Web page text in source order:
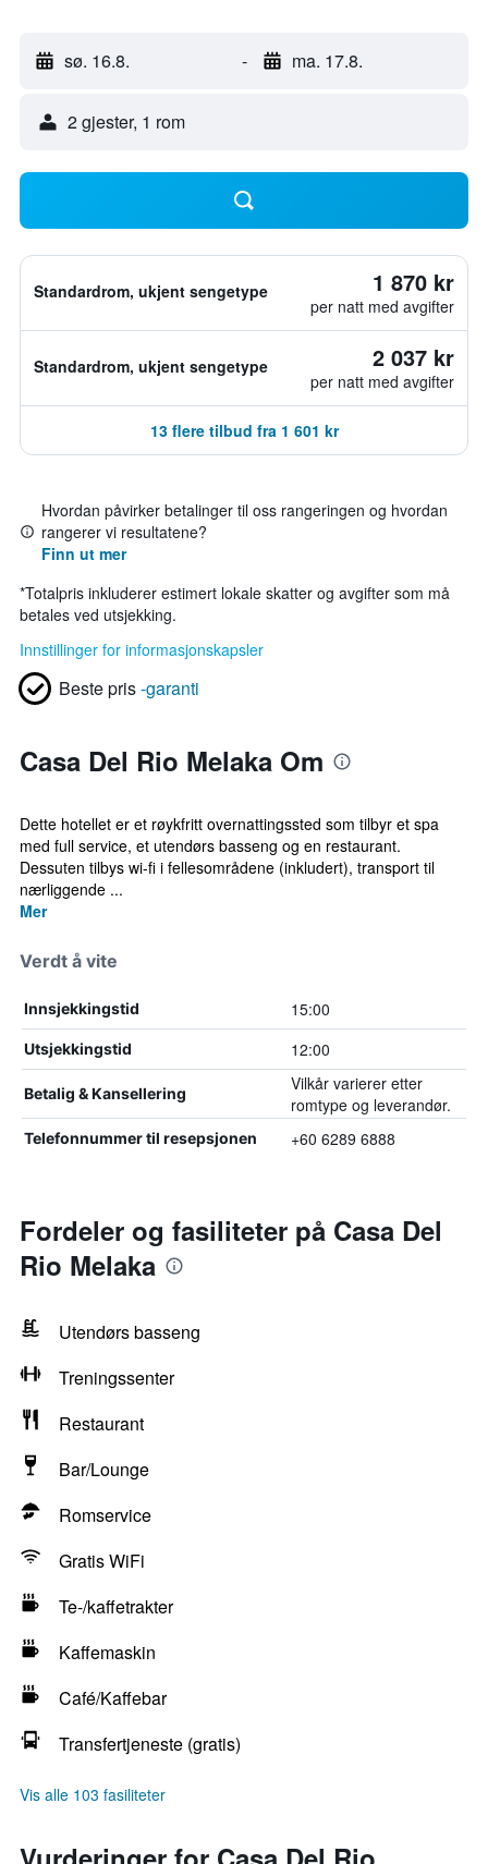
sø. 16.8. - ma. 17.8.
2 gjester, 1 rom
Standardrom, ukjent sengetype 1 870 kr
per natt med avgifter
Standardrom, ukjent sengetype 2 037 kr
per natt med avgifter
13 flere tilbud fra 1 601 kr
Hvordan påvirker betalinger til oss rangeringen og hvordan
rangerer vi resultatene?
Finn ut mer
*Totalpris inkluderer estimert lokale skatter og avgifter som må
betales ved utsjekking.
Innstillinger for informasjonskapsler
Beste pris-garanti
Casa Del Rio Melaka Om
Dette hotellet er et røykfritt overnattingssted som tilbyr et spa
med full service, et utendørs basseng og en restaurant.
Dessuten tilbys wi-fi i fellesområdene (inkludert), transport til
nærliggende ...
Mer
Verdt å vite
Innsjekkingstid 15:00
Utsjekkingstid 12:00
Betalig & Kansellering
Vilkår varierer etter
romtype og leverandør.
Telefonnummer til resepsjonen +60 6289 6888
Fordeler og fasiliteter på Casa Del
Rio Melaka
Utendørs basseng
Treningssenter
Restaurant
Bar/Lounge
Romservice
Gratis WiFi
Te-/kaffetrakter
Kaffemaskin
Café/Kaffebar
Transfertjeneste (gratis)
Vis alle 103 fasiliteter